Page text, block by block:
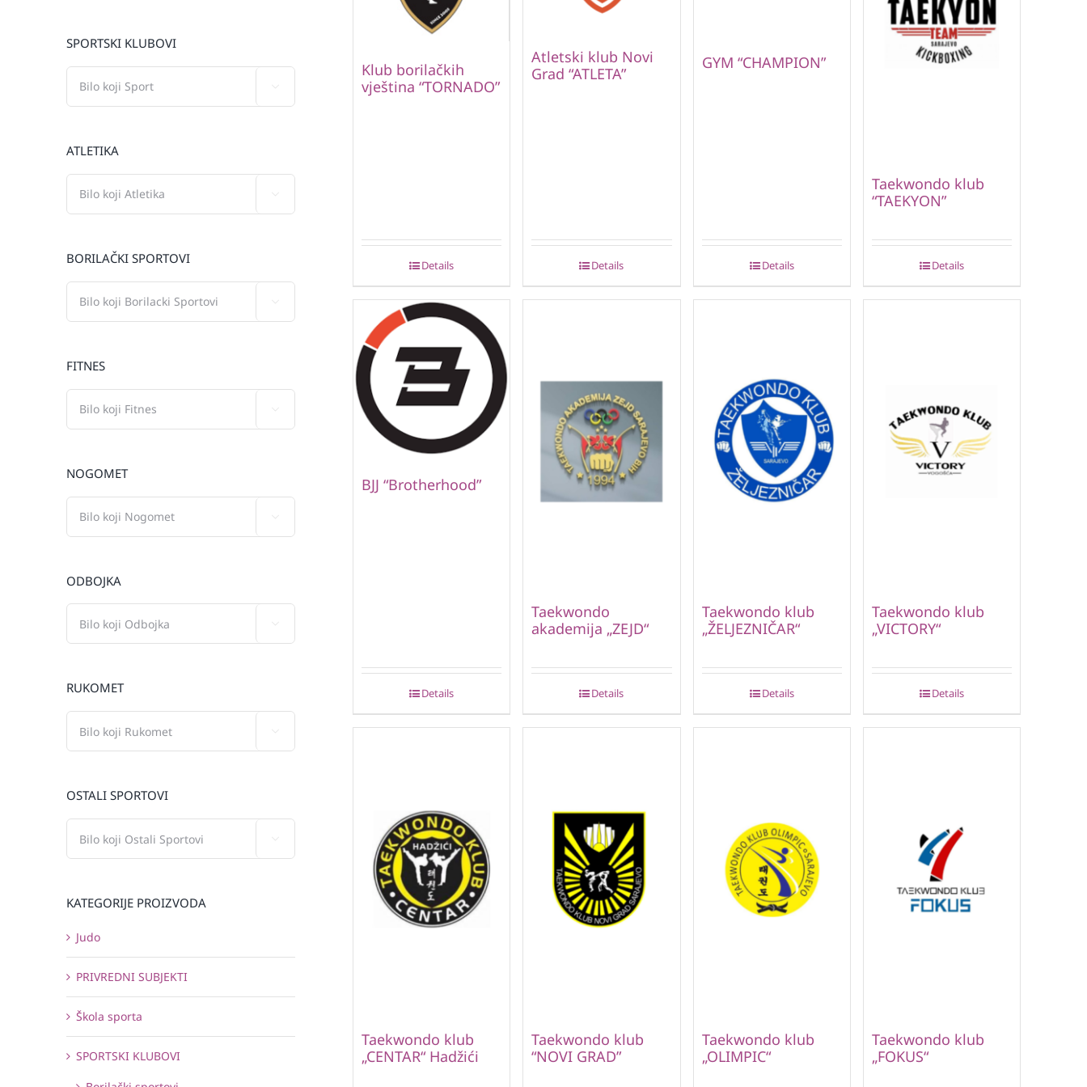
Klub borilačkih
vještina “TORNADO”
Details
Atletski klub Novi
Grad “ATLETA”
Details
GYM “CHAMPION”
Details
Taekwondo klub
“TAEKYON”
Details
BJJ “Brotherhood”
Details
Taekwondo
akademija „ZEJD“
Details
Taekwondo klub
„ŽELJEZNIČAR“
Details
Taekwondo klub
„VICTORY“
Details
Taekwondo klub
„CENTAR“ Hadžići
Taekwondo klub
“NOVI GRAD”
Taekwondo klub
„OLIMPIC“
Taekwondo klub
„FOKUS“
SPORTSKI KLUBOVI
ATLETIKA
BORILAČKI SPORTOVI
FITNES
NOGOMET
ODBOJKA
RUKOMET
OSTALI SPORTOVI
KATEGORIJE PROIZVODA
Judo
PRIVREDNI SUBJEKTI
Škola sporta
SPORTSKI KLUBOVI